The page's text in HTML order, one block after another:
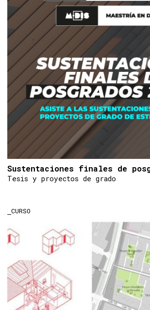
Sustentaciones finales de
Tesis y proyectos de grado
CURSO